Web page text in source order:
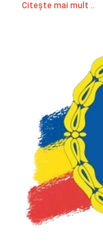
Citește mai mult ..